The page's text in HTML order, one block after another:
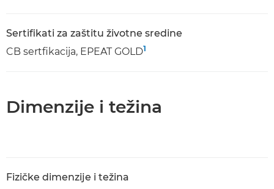
Sertifikati za zaštitu životne sredine
CB sertfikacija, EPEAT GOLD1
Dimenzije i težina
Fizičke dimenzije i težina